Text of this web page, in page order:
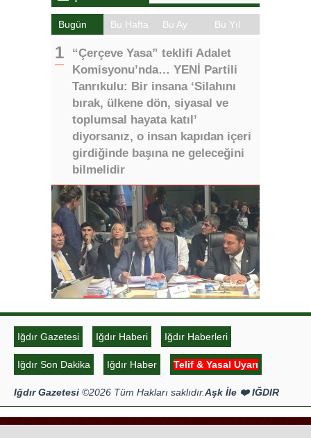
Bugün Bu Hafta Bu Ay Bu Yıl
“Çerçeve Yasa” teklifi Adalet
Komisyonu’nda… YENİ Partili
Tanrıkulu: Bir insana ‘Silahını
bırak, ülkene dön, siyasal ve
toplumsal hayata katıl’
diyorsanız, o insan kapıdan içeri
girdiğinde başına ne geleceğini
bilmelidir
Iğdır Gazetesi Iğdır Haberi Iğdır Haberleri
Iğdır Son Dakika Iğdır Haber Telif & Yasal Uyarı
Iğdır Gazetesi ©2026 Tüm Hakları saklıdır.Aşk İle ❤️ IĞDIR
Tema Tasarım | Ozakajans.com